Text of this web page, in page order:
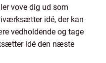
vove dig ud som
idé, der kan
vedholdende og tage
idé den næste